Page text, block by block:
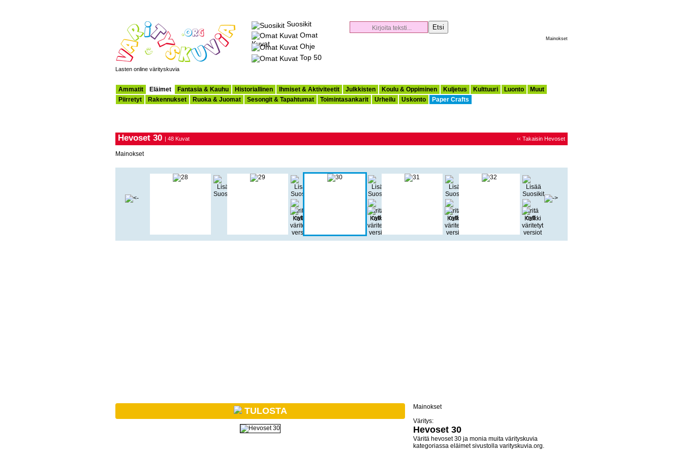
Lasten online värityskuvia
Suosikit
Omat
Kuvat
Ohje
Top 50
Mainokset
Ammatit Eläimet Fantasia & Kauhu Historiallinen Ihmiset & Aktiviteetit Julkkisten Koulu & Oppiminen Kuljetus Kulttuuri Luonto
Muut
Piirretyt
Rakennukset Ruoka & Juomat Sesongit & Tapahtumat Toimintasankarit Urheilu Uskonto Paper Crafts
Hevoset 30 | 48 Kuvat ‹‹ Takaisin Hevoset
Mainokset
TULOSTA
Mainokset
Väritys:
Hevoset 30
Väritä hevoset 30 ja monia muita värityskuvia
kategoriassa eläimet sivustolla varityskuvia.org.